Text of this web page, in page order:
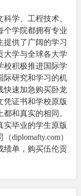
学、工程技术、
个学院都拥有专业
提供了广阔的学习
大学与全球各大学
校积极推进国际学
际研究和学习的机
快速加急购买卧龙
凭证书和学校原版
和真实的相同。
实毕业的学生原版
（diplomafty.com）
绩单，购买伍伦贡